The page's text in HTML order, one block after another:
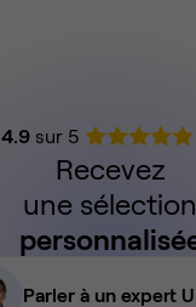
4.9sur 5
Recevez
une sélection
Parler à un expert